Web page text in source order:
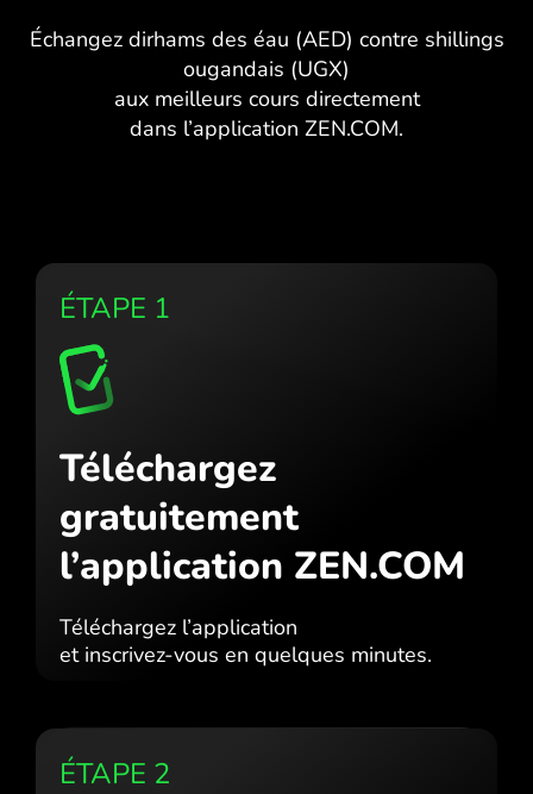
Échangez dirhams des éau (AED) contre shillings
ougandais (UGX)
aux meilleurs cours directement
dans l’application ZEN.COM.
ÉTAPE 1
Téléchargez
gratuitement
l’application ZEN.COM
Téléchargez l’application
et inscrivez-vous en quelques minutes.
ÉTAPE 2